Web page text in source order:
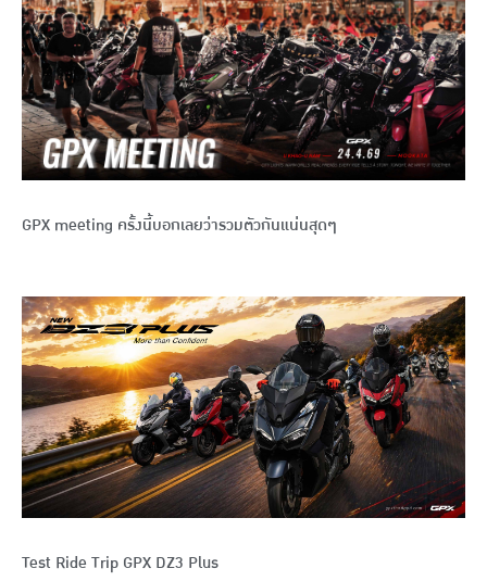
GPX meeting ครั้งนี้บอกเลยว่ารวมตัวกันแน่นสุดๆ
Test Ride Trip GPX DZ3 Plus